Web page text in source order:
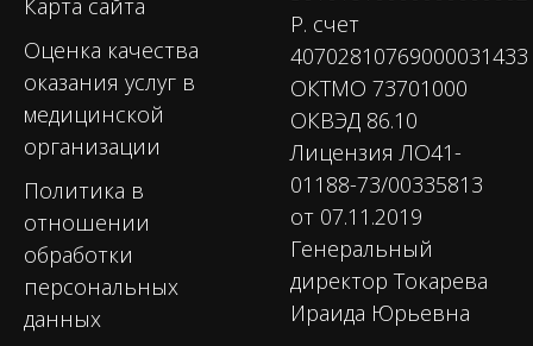
Карта сайта
Оценка качества
оказания услуг в
медицинской
организации
Политика в
отношении
обработки
персональных
данных
Р. счет
40702810769000031433
ОКТМО 73701000
ОКВЭД 86.10
Лицензия ЛО41-
01188-73/00335813
от 07.11.2019
Генеральный
директор Токарева
Ираида Юрьевна